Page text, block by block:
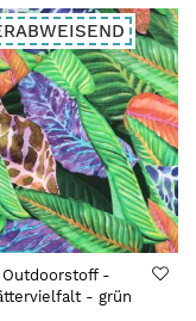
Outdoorstoff -
- grün